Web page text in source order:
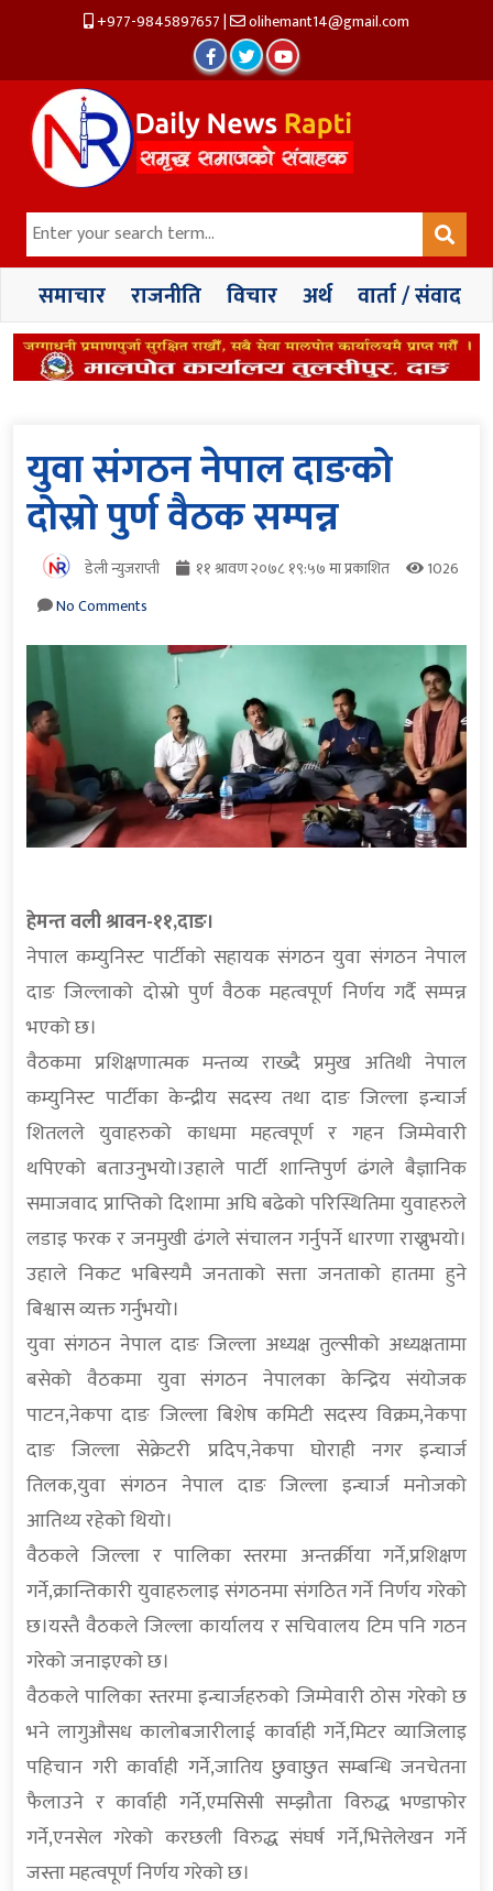
+977-9845897657| olihemant14@gmail.com
समाचार राजनीति विचार अर्थ वार्ता / संवाद
युवा संगठन नेपाल दाङको
दोस्रो पुर्ण वैठक सम्पन्न
डेली न्युजराप्ती ११ श्रावण २०७८ १९:५७ मा प्रकाशित
1026
No Comments
हेमन्त वली श्रावन-११,दाङ।
नेपाल कम्युनिस्ट पार्टीको सहायक संगठन युवा संगठन नेपाल
दाङ जिल्लाको दोस्रो पुर्ण वैठक महत्वपूर्ण निर्णय गर्दै सम्पन्न
भएको छ।
वैठकमा प्रशिक्षणात्मक मन्तव्य राख्दै प्रमुख अतिथी नेपाल
कम्युनिस्ट पार्टीका केन्द्रीय सदस्य तथा दाङ जिल्ला इन्चार्ज
शितलले युवाहरुको काधमा महत्वपूर्ण र गहन जिम्मेवारी
थपिएको बताउनुभयो।उहाले पार्टी शान्तिपुर्ण ढंगले बैज्ञानिक
समाजवाद प्राप्तिको दिशामा अघि बढेको परिस्थितिमा युवाहरुले
लडाइ फरक र जनमुखी ढंगले संचालन गर्नुपर्ने धारणा राख्नुभयो।
उहाले निकट भबिस्यमै जनताको सत्ता जनताको हातमा हुने
बिश्वास व्यक्त गर्नुभयो।
युवा संगठन नेपाल दाङ जिल्ला अध्यक्ष तुल्सीको अध्यक्षतामा
बसेको वैठकमा युवा संगठन नेपालका केन्द्रिय संयोजक
पाटन,नेकपा दाङ जिल्ला बिशेष कमिटी सदस्य विक्रम,नेकपा
दाङ जिल्ला सेक्रेटरी प्रदिप,नेकपा घोराही नगर इन्चार्ज
तिलक,युवा संगठन नेपाल दाङ जिल्ला इन्चार्ज मनोजको
आतिथ्य रहेको थियो।
वैठकले जिल्ला र पालिका स्तरमा अन्तर्क्रीया गर्ने,प्रशिक्षण
गर्ने,क्रान्तिकारी युवाहरुलाइ संगठनमा संगठित गर्ने निर्णय गरेको
छ।यस्तै वैठकले जिल्ला कार्यालय र सचिवालय टिम पनि गठन
गरेको जनाइएको छ।
वैठकले पालिका स्तरमा इन्चार्जहरुको जिम्मेवारी ठोस गरेको छ
भने लागुऔसध कालोबजारीलाई कार्वाही गर्ने,मिटर व्याजिलाइ
पहिचान गरी कार्वाही गर्ने,जातिय छुवाछुत सम्बन्धि जनचेतना
फैलाउने र कार्वाही गर्ने,एमसिसी सम्झौता विरुद्ध भण्डाफोर
गर्ने,एनसेल गरेको करछली विरुद्ध संघर्ष गर्ने,भित्तेलेखन गर्ने
जस्ता महत्वपूर्ण निर्णय गरेको छ।